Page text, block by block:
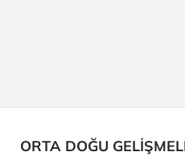
ORTA DOĞU